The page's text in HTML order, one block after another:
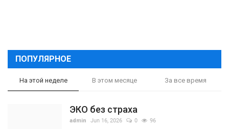
ПОПУЛЯРНОЕ
На этой неделе В этом месяце За все время
ЭКО без страха
admin Jun 16, 2026 0 96